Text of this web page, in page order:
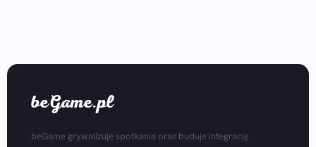
beGame.pl
beGame grywalizuje spotkania oraz buduje integrację